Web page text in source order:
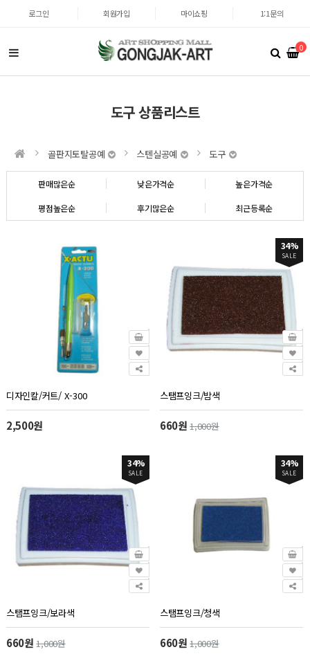
로그인 회원가입 마이쇼핑 1:1문의
0
도구 상품리스트
골판지토탈공예 스텐실공예 도구
판매많은순 낮은가격순 높은가격순
평점높은순 후기많은순 최근등록순
디자인칼/커트/ X-300
2,500원
34%
SALE
스탬프잉크/밤색
660원1,000원
34%
SALE
스탬프잉크/보라색
660원1,000원
34%
SALE
스탬프잉크/청색
660원1,000원